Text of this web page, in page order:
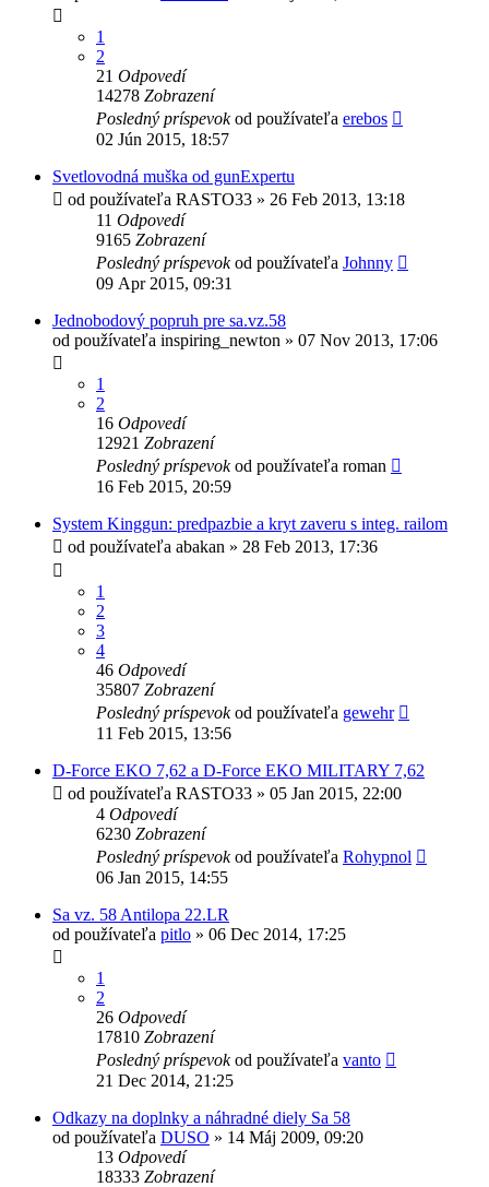
1
2
21 Odpovedí
14278 Zobrazení
Posledný príspevokod používateľa erebos
02 Jún 2015, 18:57
Svetlovodná muška od gunExpertu
od používateľa RASTO33 » 26 Feb 2013, 13:18
11 Odpovedí
9165 Zobrazení
Posledný príspevokod používateľa Johnny
09 Apr 2015, 09:31
Jednobodový popruh pre sa.vz.58
od používateľa inspiring_newton » 07 Nov 2013, 17:06
1
2
16 Odpovedí
12921 Zobrazení
Posledný príspevokod používateľa roman
16 Feb 2015, 20:59
System Kinggun: predpazbie a kryt zaveru s integ. railom
od používateľa abakan » 28 Feb 2013, 17:36
1
2
3
4
46 Odpovedí
35807 Zobrazení
Posledný príspevokod používateľa gewehr
11 Feb 2015, 13:56
D-Force EKO 7,62 a D-Force EKO MILITARY 7,62
od používateľa RASTO33 » 05 Jan 2015, 22:00
4 Odpovedí
6230 Zobrazení
Posledný príspevokod používateľa Rohypnol
06 Jan 2015, 14:55
Sa vz. 58 Antilopa 22.LR
od používateľa pitlo » 06 Dec 2014, 17:25
1
2
26 Odpovedí
17810 Zobrazení
Posledný príspevokod používateľa vanto
21 Dec 2014, 21:25
Odkazy na doplnky a náhradné diely Sa 58
od používateľa DUSO » 14 Máj 2009, 09:20
13 Odpovedí
18333 Zobrazení